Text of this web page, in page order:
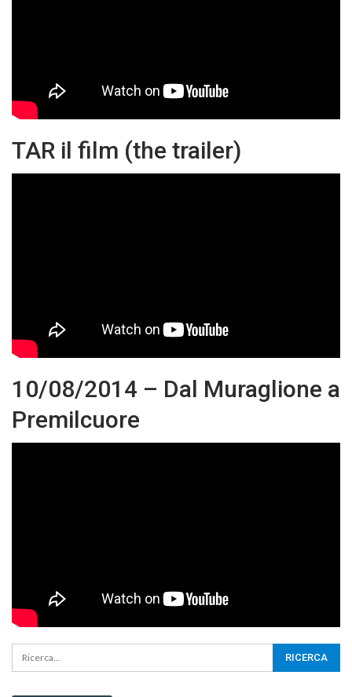
TAR il film (the trailer)
10/08/2014 – Dal Muraglione a
Premilcuore